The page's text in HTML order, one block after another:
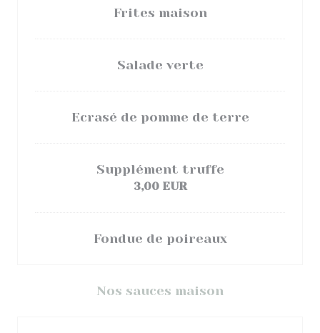
Frites maison
Salade verte
Ecrasé de pomme de terre
Supplément truffe
3,00 EUR
Fondue de poireaux
Nos sauces maison